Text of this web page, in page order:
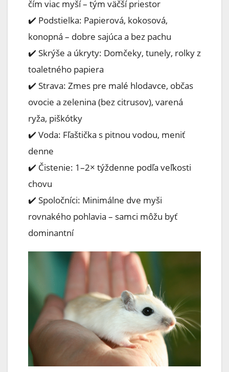
čím viac myší – tým väčší priestor
✔️ Podstielka: Papierová, kokosová,
konopná – dobre sajúca a bez pachu
✔️ Skrýše a úkryty: Domčeky, tunely, rolky z
toaletného papiera
✔️ Strava: Zmes pre malé hlodavce, občas
ovocie a zelenina (bez citrusov), varená
ryža, piškótky
✔️ Voda: Fľaštička s pitnou vodou, meniť
denne
✔️ Čistenie: 1–2× týždenne podľa veľkosti
chovu
✔️ Spoločníci: Minimálne dve myši
rovnakého pohlavia – samci môžu byť
dominantní